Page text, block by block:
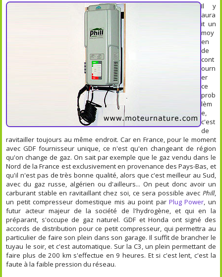
Il y
aura
it un
moy
en
de
cont
ourn
er
ce
prob
lèm
e,
c'est
de
ravitailler toujours au même endroit. Car en France, pour le moment
avec GDF fournisseur unique, ce n'est qu'en changeant de région
qu'on change de gaz. On sait par exemple que le gaz vendu dans le
Nord de la France est exclusivement en provenance des Pays-Bas, et
qu'il n'est pas de très bonne qualité, alors que c'est meilleur au Sud,
avec du gaz russe, algérien ou d'ailleurs... On peut donc avoir un
carburant stable en ravitaillant chez soi, ce sera possible avec Phill,
un petit compresseur domestique mis au point par Plug Power, un
futur acteur majeur de la société de l'hydrogène, et qui en la
préparant, s'occupe de gaz naturel. GDF et Honda ont signé des
accords de distribution pour ce petit compresseur, qui permettra au
particulier de faire son plein dans son garage. Il suffit de brancher le
tuyau le soir, et c'est automatique. Sur la C3, un plein permettant de
faire plus de 200 km s'effectue en 9 heures. Et si c'est lent, c'est la
faute à la faible pression du réseau.